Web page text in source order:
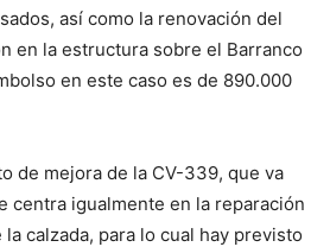
así como la renovación del
en la estructura sobre el Barranco
en este caso es de 890.000
de mejora de la CV-339, que va
centra igualmente en la reparación
calzada, para lo cual hay previsto